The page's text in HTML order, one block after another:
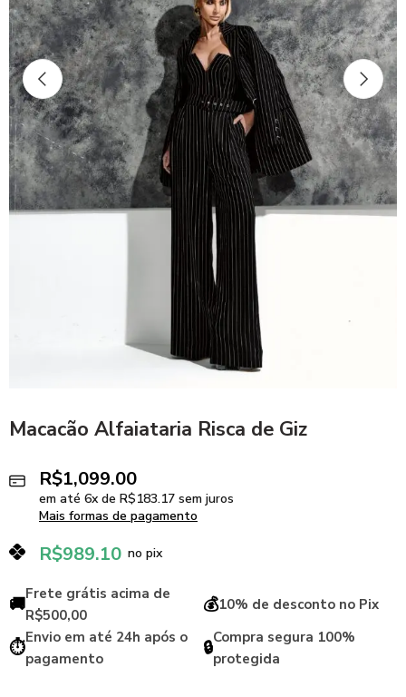
Macacão Alfaiataria Risca de Giz
R$1,099.00
em até 6x de R$183.17 sem juros
Mais formas de pagamento
R$989.10 no pix
🚚Frete grátis acima de
R$500,00
💰10% de desconto no Pix
⏱️Envio em até 24h após o
pagamento
🔒Compra segura 100%
protegida